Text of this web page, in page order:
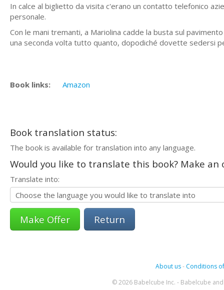
In calce al biglietto da visita c'erano un contatto telefonico
personale.
Con le mani tremanti, a Mariolina cadde la busta sul
una seconda volta tutto quanto, dopodiché dovette sedersi
Book links: Amazon
Book translation status:
The book is available for translation into any language.
Would you like to translate this book? Make
Translate into:
Return
About us- Conditions
© 2026 Babelcube Inc. - Babelcube